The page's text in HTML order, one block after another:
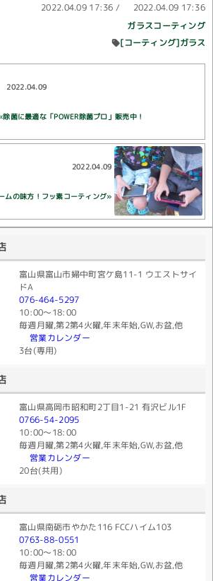
2022.04.09 17:36 / 2022.04.09 17:36
ガラスコーティング
[コーティング]ガラス
2022.04.09
除菌に最適な「POWER除菌プロ」販売中！
2022.04.09
ムの味方！フッ素コーティング»
富山県富山市婦中町宮ケ島11-1 ウエストサイ
ドA
076-464-5297
10:00〜18:00
毎週月曜,第2第4火曜,年末年始,GW,お盆,他
営業カレンダー
3台(専用)
富山県高岡市昭和町2丁目1-21 有沢ビル1F
0766-54-2095
10:00〜18:00
毎週月曜,第2第4火曜,年末年始,GW,お盆,他
営業カレンダー
20台(共用)
富山県南砺市やかた116 FCCハイム103
0763-88-0551
10:00〜18:00
毎週月曜,第2第4火曜,年末年始,GW,お盆,他
営業カレンダー